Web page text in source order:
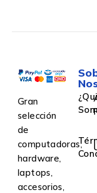
Gran
selección
de
computadoras,
hardware,
laptops,
accesorios,